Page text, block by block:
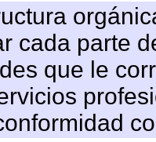
cada parte
que le